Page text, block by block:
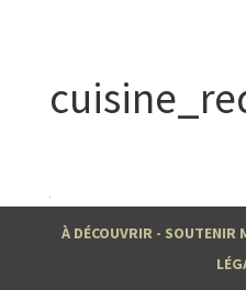
À DÉCOUVRIR - SOUTENIR